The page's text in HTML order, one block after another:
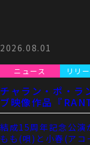
2026.08.01
チャラン・ポ・ラ
ブ映像作品『
しつつ、とおあ
ス決定！！
ニュース リリ
結成15周年記念公
もも(唄)と小春(アコ